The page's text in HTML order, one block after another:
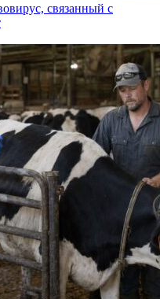
связанный с